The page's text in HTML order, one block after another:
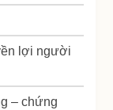
lợi người
– chứng